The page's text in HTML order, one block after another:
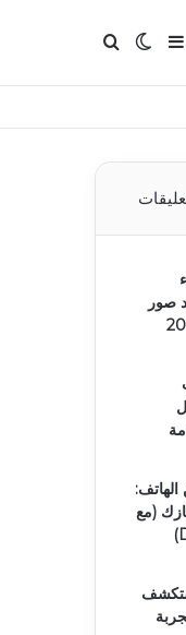
إضافة عمود جانبي
الوضع المظلم
بحث عن
صور
(مع